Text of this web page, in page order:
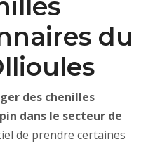
du
des chenilles
dans le secteur de
de prendre certaines